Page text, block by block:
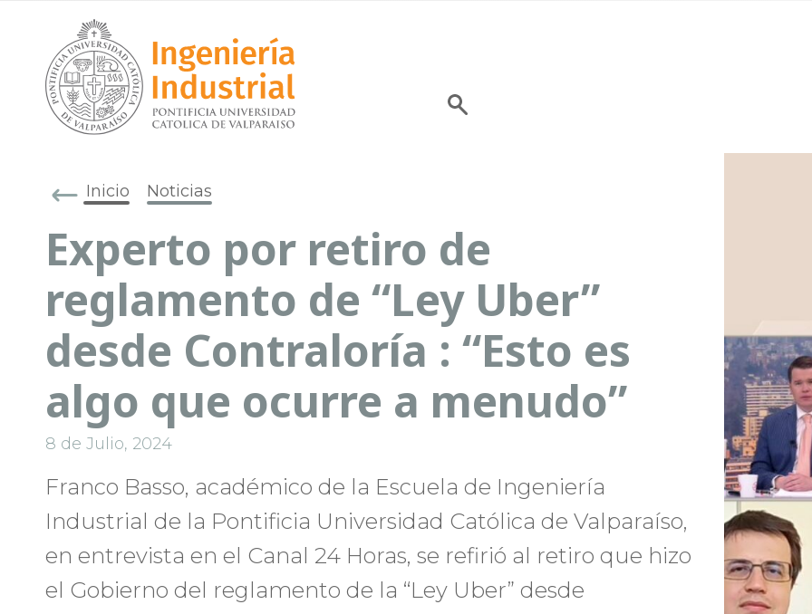
Inicio Noticias
Experto por retiro de
reglamento de “Ley Uber”
desde Contraloría : “Esto es
algo que ocurre a menudo”
8 de Julio, 2024
Franco Basso, académico de la Escuela de Ingeniería
Industrial de la Pontificia Universidad Católica de Valparaíso,
en entrevista en el Canal 24 Horas, se refirió al retiro que hizo
el Gobierno del reglamento de la “Ley Uber” desde